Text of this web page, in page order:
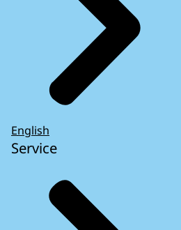
English
Service